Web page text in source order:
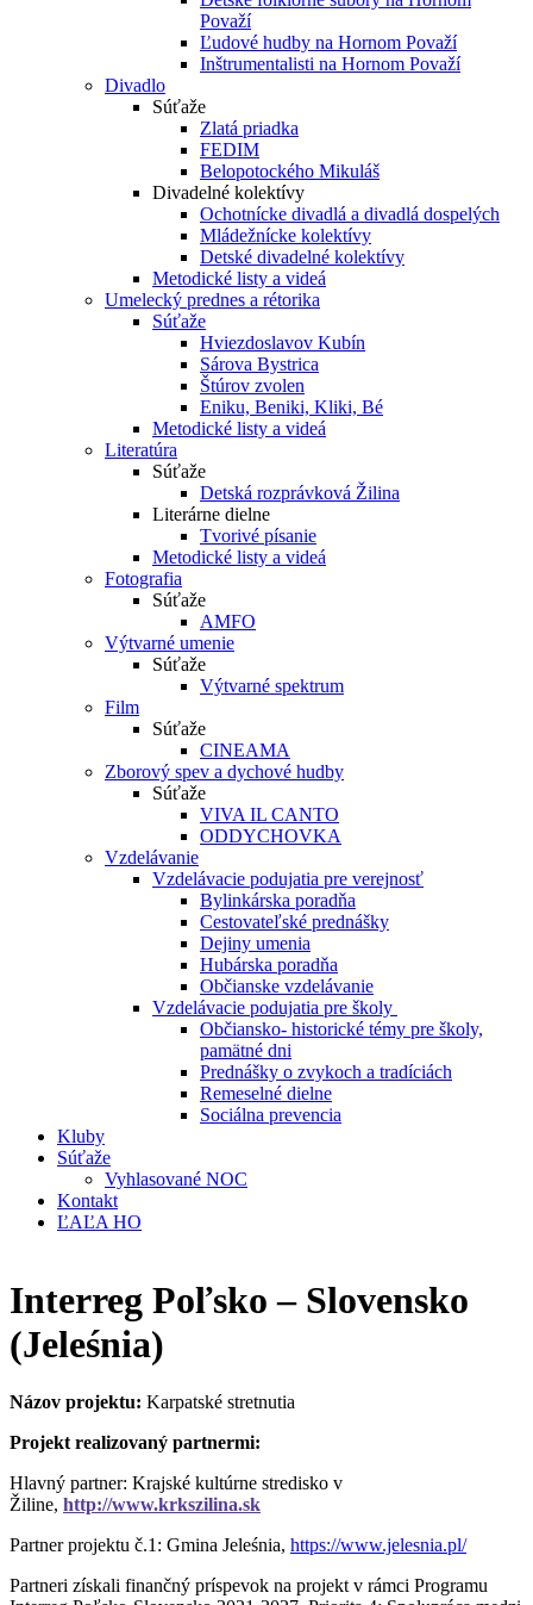
Považí
Ľudové hudby na Hornom Považí
Inštrumentalisti na Hornom Považí
Divadlo
Súťaže
Zlatá priadka
FEDIM
Belopotockého Mikuláš
Divadelné kolektívy
Ochotnícke divadlá a divadlá dospelých
Mládežnícke kolektívy
Detské divadelné kolektívy
Metodické listy a videá
Umelecký prednes a rétorika
Súťaže
Hviezdoslavov Kubín
Sárova Bystrica
Štúrov zvolen
Eniku, Beniki, Kliki, Bé
Metodické listy a videá
Literatúra
Súťaže
Detská rozprávková Žilina
Literárne dielne
Tvorivé písanie
Metodické listy a videá
Fotografia
Súťaže
AMFO
Výtvarné umenie
Súťaže
Výtvarné spektrum
Film
Súťaže
CINEAMA
Zborový spev a dychové hudby
Súťaže
VIVA IL CANTO
ODDYCHOVKA
Vzdelávanie
Vzdelávacie podujatia pre verejnosť
Bylinkárska poradňa
Cestovateľské prednášky
Dejiny umenia
Hubárska poradňa
Občianske vzdelávanie
Vzdelávacie podujatia pre školy
Občiansko- historické témy pre školy,
pamätné dni
Prednášky o zvykoch a tradíciách
Remeselné dielne
Sociálna prevencia
Kluby
Súťaže
Vyhlasované NOC
Kontakt
ĽAĽA HO
Interreg Poľsko – Slovensko
(Jeleśnia)
Názov projektu: Karpatské stretnutia
Projekt realizovaný partnermi:
Hlavný partner: Krajské kultúrne stredisko v
Žiline, http://www.krkszilina.sk
Partner projektu č.1: Gmina Jeleśnia, https://www.jelesnia.pl/
Partneri získali finančný príspevok na projekt v rámci Programu